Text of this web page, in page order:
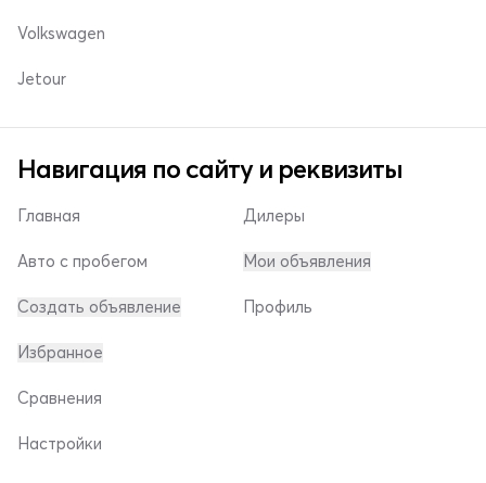
Volkswagen
Jetour
Навигация по сайту и реквизиты
Главная
Авто с пробегом
Создать объявление
Дилеры
Мои объявления
Профиль
Избранное
Сравнения
Настройки